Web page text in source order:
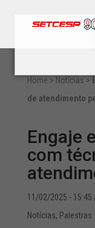
Home > Notícias >
de atendimento
Engaje
com
11/02/2025 - 15:45
Notícias, Palestras